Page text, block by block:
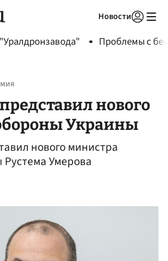
Новости
Проблемы с
нового
Украины
нового министра
Умерова